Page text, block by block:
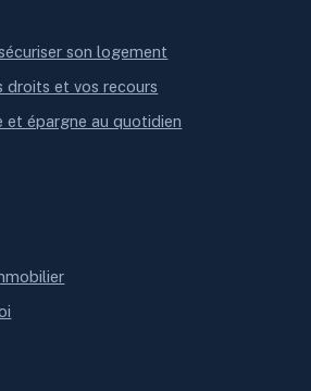
son logement
droits et vos recours
et épargne au quotidien